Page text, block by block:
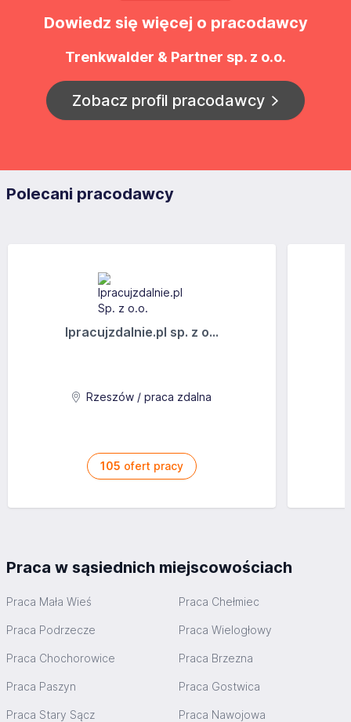
Dowiedz się więcej o pracodawcy
Trenkwalder & Partner sp. z o.o.
Zobacz profil pracodawcy
Polecani pracodawcy
Ipracujzdalnie.pl sp. z o...
Rzeszów / praca zdalna
105 ofert pracy
Praca w sąsiednich miejscowościach
Praca Mała Wieś Praca Chełmiec
Praca Podrzecze Praca Wielogłowy
Praca Chochorowice Praca Brzezna
Praca Paszyn Praca Gostwica
Praca Stary Sącz Praca Nawojowa